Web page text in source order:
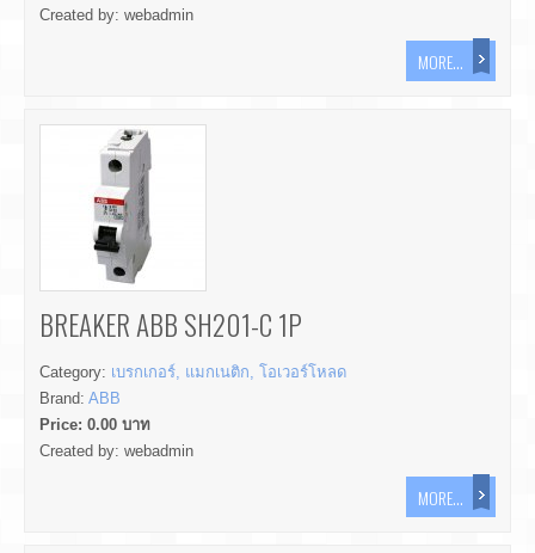
Created by: webadmin
MORE...
BREAKER ABB SH201-C 1P
Category: เบรกเกอร์, แมกเนติก, โอเวอร์โหลด
Brand: ABB
Price: 0.00 บาท
Created by: webadmin
MORE...